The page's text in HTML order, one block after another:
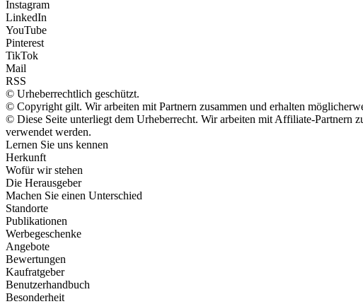
Instagram
LinkedIn
YouTube
Pinterest
TikTok
Mail
RSS
© Urheberrechtlich geschützt.
© Copyright gilt. Wir arbeiten mit Partnern zusammen und erhalten
© Diese Seite unterliegt dem Urheberrecht. Wir arbeiten mit Affiliate-Partnern
verwendet werden.
Lernen Sie uns kennen
Herkunft
Wofür wir stehen
Die Herausgeber
Machen Sie einen Unterschied
Standorte
Publikationen
Werbegeschenke
Angebote
Bewertungen
Kaufratgeber
Benutzerhandbuch
Besonderheit